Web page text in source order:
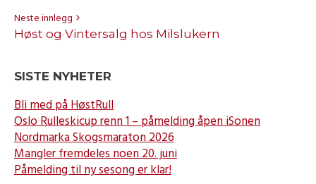
Neste innlegg
Høst og Vintersalg hos Milslukern
SISTE NYHETER
Bli med på HøstRull
Oslo Rulleskicup renn 1 – påmelding åpen iSonen
Nordmarka Skogsmaraton 2026
Mangler fremdeles noen 20. juni
Påmelding til ny sesong er klar!